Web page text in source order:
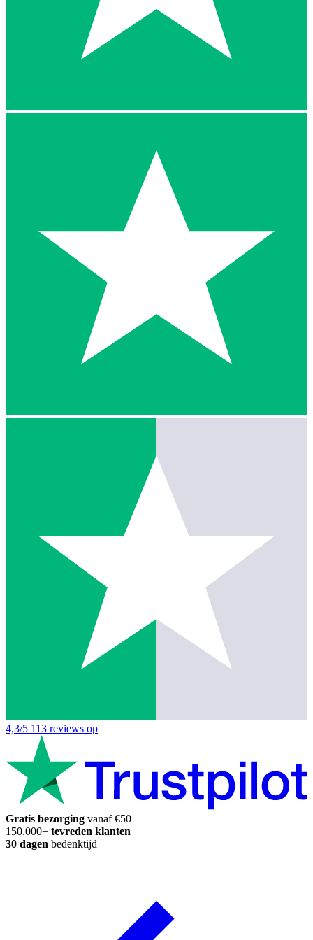
4,3/5 113 reviews op
Gratis bezorging vanaf €50
150.000+ tevreden klanten
30 dagen bedenktijd